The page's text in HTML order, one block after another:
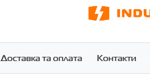
Доставка та оплата Контакти